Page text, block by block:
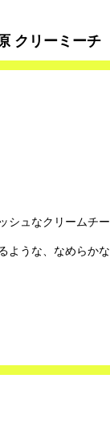
クリーミーチ
シュなクリームチー
ような、なめらかな